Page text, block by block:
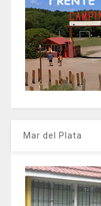
Mar del Plata